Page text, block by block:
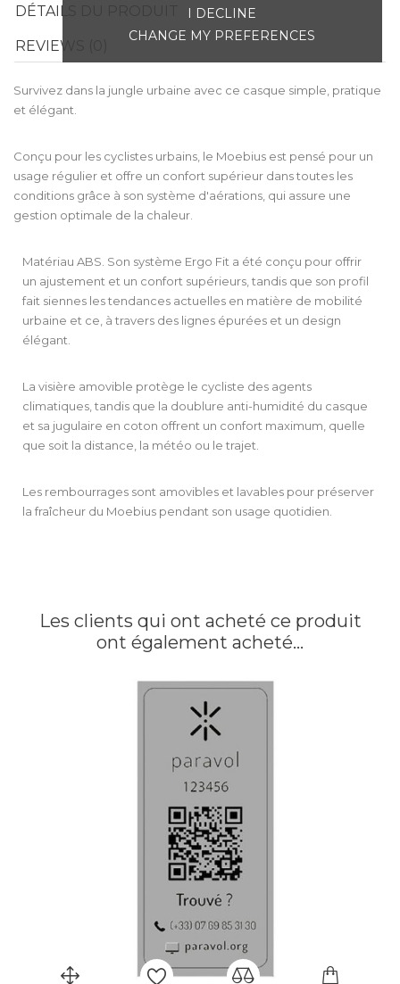
I DECLINE
CHANGE MY PREFERENCES
DÉTAILS DU PRODUIT
REVIEWS (0)
Survivez dans la jungle urbaine avec ce casque simple, pratique
et élégant.
Conçu pour les cyclistes urbains, le Moebius est pensé pour un
usage régulier et offre un confort supérieur dans toutes les
conditions grâce à son système d'aérations, qui assure une
gestion optimale de la chaleur.
Matériau ABS. Son système Ergo Fit a été conçu pour offrir
un ajustement et un confort supérieurs, tandis que son profil
fait siennes les tendances actuelles en matière de mobilité
urbaine et ce, à travers des lignes épurées et un design
élégant.
La visière amovible protège le cycliste des agents
climatiques, tandis que la doublure anti-humidité du casque
et sa jugulaire en coton offrent un confort maximum, quelle
que soit la distance, la météo ou le trajet.
Les rembourrages sont amovibles et lavables pour préserver
la fraîcheur du Moebius pendant son usage quotidien.
Les clients qui ont acheté ce produit
ont également acheté...